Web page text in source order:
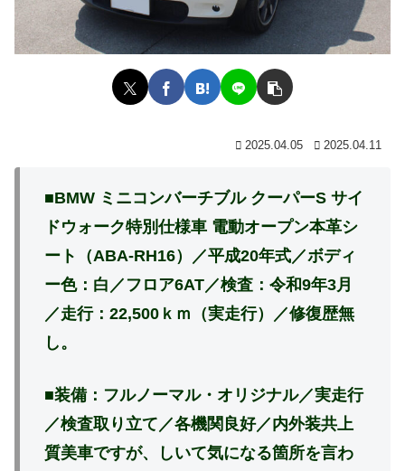
2025.04.05 2025.04.11
■BMW ミニコンバーチブル クーパーS サイ
ドウォーク特別仕様車 電動オープン本革シ
ート（ABA-RH16）／平成20年式／ボディ
ー色：白／フロア6AT／検査：令和9年3月
／走行：22,500ｋｍ（実走行）／修復歴無
し。
■装備：フルノーマル・オリジナル／実走行
／検査取り立て／各機関良好／内外装共上
質美車ですが、しいて気になる箇所を言わ